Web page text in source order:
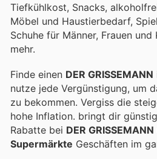
Tiefkühlkost, Snacks,
Möbel und Haustierbedarf,
Schuhe für Männer, Frauen
mehr.
Finde einen DER GRISSEMANN
nutze jede Vergünstigung, um
zu bekommen. Vergiss die
hohe Inflation. bringt dir
Rabatte bei DER GRISSEMANN
Supermärkte Geschäften im